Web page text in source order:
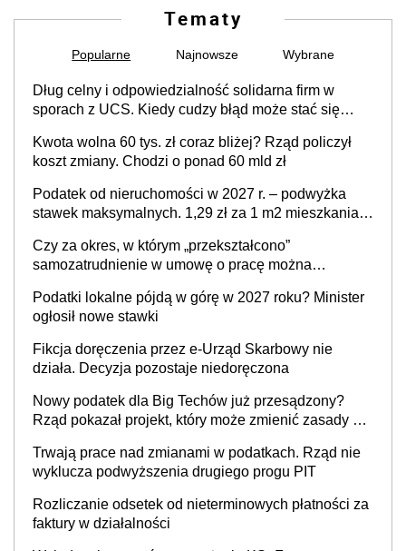
Tematy
Popularne Najnowsze Wybrane
Dług celny i odpowiedzialność solidarna firm w
sporach z UCS. Kiedy cudzy błąd może stać się
Kwota wolna 60 tys. zł coraz bliżej? Rząd policzył
koszt zmiany. Chodzi o ponad 60 mld zł
Podatek od nieruchomości w 2027 r. – podwyżka
stawek maksymalnych. 1,29 zł za 1 m2 mieszkania,
prowadzeniem działalności gospodarczej
Czy za okres, w którym „przekształcono”
samozatrudnienie w umowę o pracę można
cywilnoprawnej jedynym racjonalnym wyjściem
Podatki lokalne pójdą w górę w 2027 roku? Minister
ogłosił nowe stawki
Fikcja doręczenia przez e-Urząd Skarbowy nie
działa. Decyzja pozostaje niedoręczona
Nowy podatek dla Big Techów już przesądzony?
Rząd pokazał projekt, który może zmienić zasady gry
Trwają prace nad zmianami w podatkach. Rząd nie
wyklucza podwyższenia drugiego progu PIT
Rozliczanie odsetek od nieterminowych płatności za
faktury w działalności